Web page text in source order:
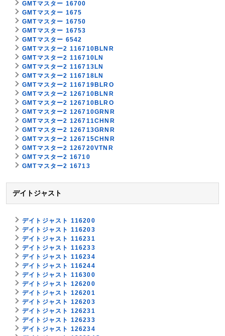
GMTマスター 16700
GMTマスター 1675
GMTマスター 16750
GMTマスター 16753
GMTマスター 6542
GMTマスター2 116710BLNR
GMTマスター2 116710LN
GMTマスター2 116713LN
GMTマスター2 116718LN
GMTマスター2 116719BLRO
GMTマスター2 126710BLNR
GMTマスター2 126710BLRO
GMTマスター2 126710GRNR
GMTマスター2 126711CHNR
GMTマスター2 126713GRNR
GMTマスター2 126715CHNR
GMTマスター2 126720VTNR
GMTマスター2 16710
GMTマスター2 16713
デイトジャスト
デイトジャスト 116200
デイトジャスト 116203
デイトジャスト 116231
デイトジャスト 116233
デイトジャスト 116234
デイトジャスト 116244
デイトジャスト 116300
デイトジャスト 126200
デイトジャスト 126201
デイトジャスト 126203
デイトジャスト 126231
デイトジャスト 126233
デイトジャスト 126234